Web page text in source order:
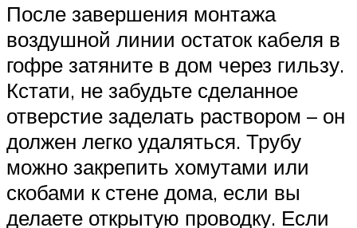
После завершения монтажа
воздушной линии остаток кабеля в
гофре затяните в дом через гильзу.
Кстати, не забудьте сделанное
отверстие заделать раствором – он
должен легко удаляться. Трубу
можно закрепить хомутами или
скобами к стене дома, если вы
делаете открытую проводку. Если